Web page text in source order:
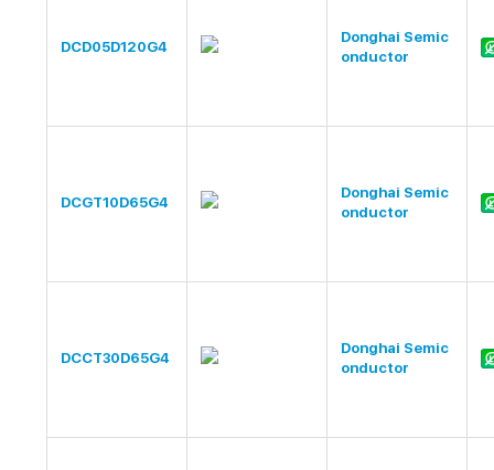
DCD05D120G4
Donghai Semic
onductor
DCGT10D65G4
Donghai Semic
onductor
DCCT30D65G4
Donghai Semic
onductor